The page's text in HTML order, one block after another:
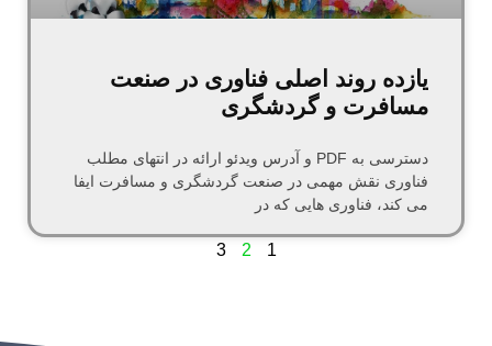
یازده روند اصلی فناوری در صنعت
مسافرت و گردشگری
دسترسی به PDF و آدرس ویدئو ارائه در انتهای مطلب
فناوری نقش مهمی در صنعت گردشگری و مسافرت ایفا
می کند، فناوری هایی که در
1
2
3